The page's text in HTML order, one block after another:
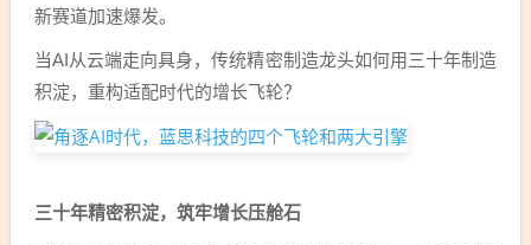
新赛道加速爆发。
当AI从云端走向具身，传统精密制造龙头如何用三十年制造
积淀，重构适配时代的增长飞轮？
三十年精密积淀，筑牢增长压舱石